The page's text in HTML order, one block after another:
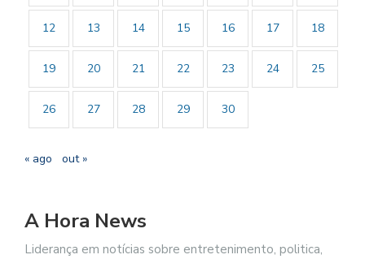
12 13 14 15 16 17 18
19 20 21 22 23 24 25
26 27 28 29 30
« ago out »
A Hora News
Liderança em notícias sobre entretenimento, politica,